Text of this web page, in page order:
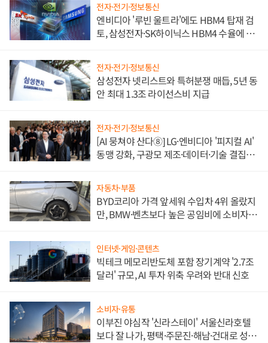
전자·전기·정보통신
엔비디아 '루빈 울트라'에도 HBM4 탑재 검
토, 삼성전자·SK하이닉스 HBM4 수율에 주
전자·전기·정보통신
삼성전자 넷리스트와 특허분쟁 매듭, 5년 동
안 최대 1.3조 라이선스비 지급
전자·전기·정보통신
[AI 뭉쳐야 산다⑧] LG·엔비디아 '피지컬 AI'
동맹 강화, 구광모 제조·데이터·기술 결집
자동차·부품
BYD코리아 가격 앞세워 수입차 4위 올랐지
만, BMW·벤츠보다 높은 공임비에 소비자
인터넷·게임·콘텐츠
빅테크 메모리반도체 포함 장기계약 '2.7조
달러' 규모, AI 투자 위축 우려와 반대 신호
소비자·유통
이부진 야심작 '신라스테이' 서울신라호텔
보다 잘 나가, 평택·주문진·해남·건대로 성